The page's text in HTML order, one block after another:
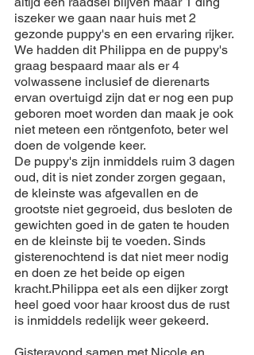
iszeker we gaan naar huis met 2
gezonde puppy's en een ervaring rijker.
We hadden dit Philippa en de puppy's
graag bespaard maar als er 4
volwassene inclusief de dierenarts
ervan overtuigd zijn dat er nog een pup
geboren moet worden dan maak je ook
niet meteen een röntgenfoto, beter wel
doen de volgende keer.
De puppy's zijn inmiddels ruim 3 dagen
oud, dit is niet zonder zorgen gegaan,
de kleinste was afgevallen en de
grootste niet gegroeid, dus besloten de
gewichten goed in de gaten te houden
en de kleinste bij te voeden. Sinds
gisterenochtend is dat niet meer nodig
en doen ze het beide op eigen
kracht.Philippa eet als een dijker zorgt
heel goed voor haar kroost dus de rust
is inmiddels redelijk weer gekeerd.